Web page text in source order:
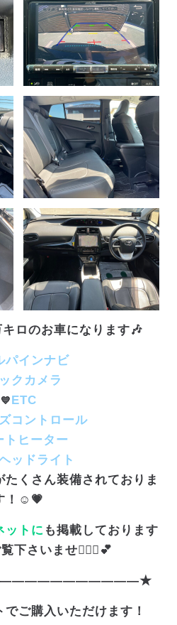
キロのお車になります🎶
パインナビ
クカメラ
💙ETC
コントロール
トヒーター
ッドライト
くさん装備されておりま
！☺️💗
ットに も掲載しております
下さいませ🙇🏻‍♀️💕
ご購入いただけます！